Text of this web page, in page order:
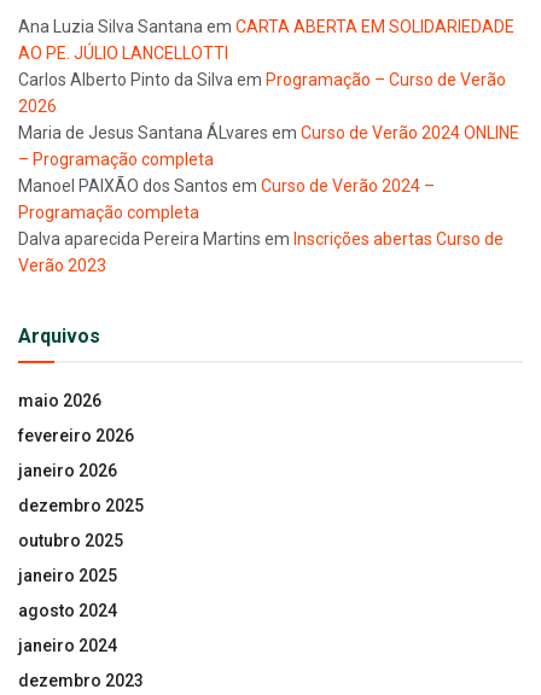
Ana Luzia Silva Santana em CARTA ABERTA EM SOLIDARIEDADE
AO PE. JÚLIO LANCELLOTTI
Carlos Alberto Pinto da Silva em Programação – Curso de Verão
2026
Maria de Jesus Santana ÁLvares em Curso de Verão 2024 ONLINE
– Programação completa
Manoel PAIXÃO dos Santos em Curso de Verão 2024 –
Programação completa
Dalva aparecida Pereira Martins em Inscrições abertas Curso de
Verão 2023
Arquivos
maio 2026
fevereiro 2026
janeiro 2026
dezembro 2025
outubro 2025
janeiro 2025
agosto 2024
janeiro 2024
dezembro 2023